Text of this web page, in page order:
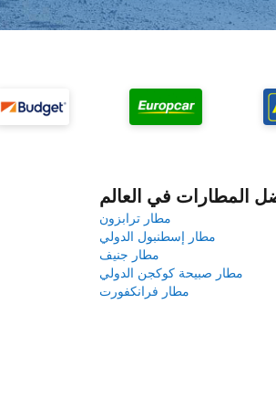
المطارات في العالم
مطار ترابزون
مطار إسطنبول الدولي
مطار جنيف
مطار صبيحة كوكجن الدولي
مطار فرانكفورت